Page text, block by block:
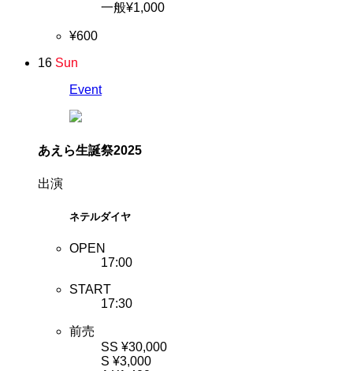
一般¥1,000
¥600
16 Sun
Event
あえら生誕祭2025
出演
ネテルダイヤ
OPEN
17:00
START
17:30
前売
SS ¥30,000
S ¥3,000